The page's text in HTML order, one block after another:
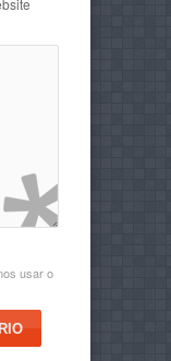
usar o